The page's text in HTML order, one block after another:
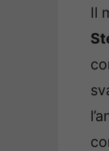
Il